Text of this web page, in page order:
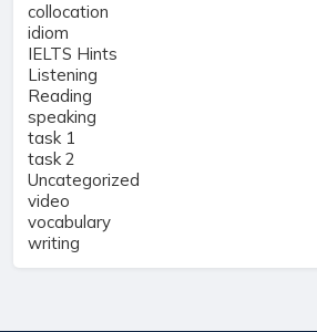
collocation
idiom
IELTS Hints
Listening
Reading
speaking
task 1
task 2
Uncategorized
video
vocabulary
writing